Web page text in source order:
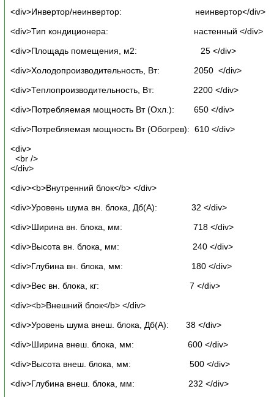
<div>Инвертор/неинвертор: неинвертор</div>
<div>Тип кондиционера: настенный </div>
<div>Площадь помещения, м2: 25 </div>
<div>Холодопроизводительность, Вт: 2050 </div>
<div>Теплопроизводительность, Вт: 2200 </div>
<div>Потребляемая мощность Вт (Охл.): 650 </div>
<div>Потребляемая мощность Вт (Обогрев): 610 </div>
<div>
<br />
</div>
<div><b>Внутренний блок</b> </div>
<div>Уровень шума вн. блока, Дб(А): 32 </div>
<div>Ширина вн. блока, мм: 718 </div>
<div>Высота вн. блока, мм: 240 </div>
<div>Глубина вн. блока, мм: 180 </div>
<div>Вес вн. блока, кг: 7 </div>
<div><b>Внешний блок</b> </div>
<div>Уровень шума внеш. блока, Дб(А): 38 </div>
<div>Ширина внеш. блока, мм: 600 </div>
<div>Высота внеш. блока, мм: 500 </div>
<div>Глубина внеш. блока, мм: 232 </div>